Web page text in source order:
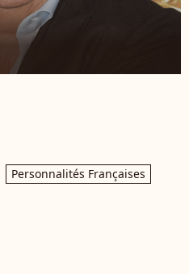
Personnalités Françaises